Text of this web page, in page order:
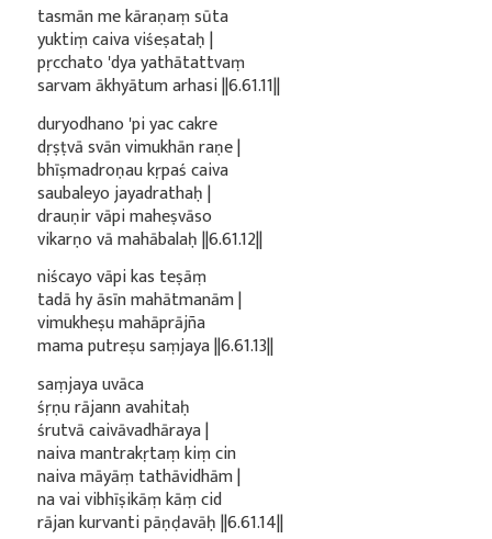
tasmān me kāraṇaṃ sūta
yuktiṃ caiva viśeṣataḥ |
pṛcchato 'dya yathātattvaṃ
sarvam ākhyātum arhasi ||6.61.11||
duryodhano 'pi yac cakre
dṛṣṭvā svān vimukhān raṇe |
bhīṣmadroṇau kṛpaś caiva
saubaleyo jayadrathaḥ |
drauṇir vāpi maheṣvāso
vikarṇo vā mahābalaḥ ||6.61.12||
niścayo vāpi kas teṣāṃ
tadā hy āsīn mahātmanām |
vimukheṣu mahāprājña
mama putreṣu saṃjaya ||6.61.13||
saṃjaya uvāca
śṛṇu rājann avahitaḥ
śrutvā caivāvadhāraya |
naiva mantrakṛtaṃ kiṃ cin
naiva māyāṃ tathāvidhām |
na vai vibhīṣikāṃ kāṃ cid
rājan kurvanti pāṇḍavāḥ ||6.61.14||